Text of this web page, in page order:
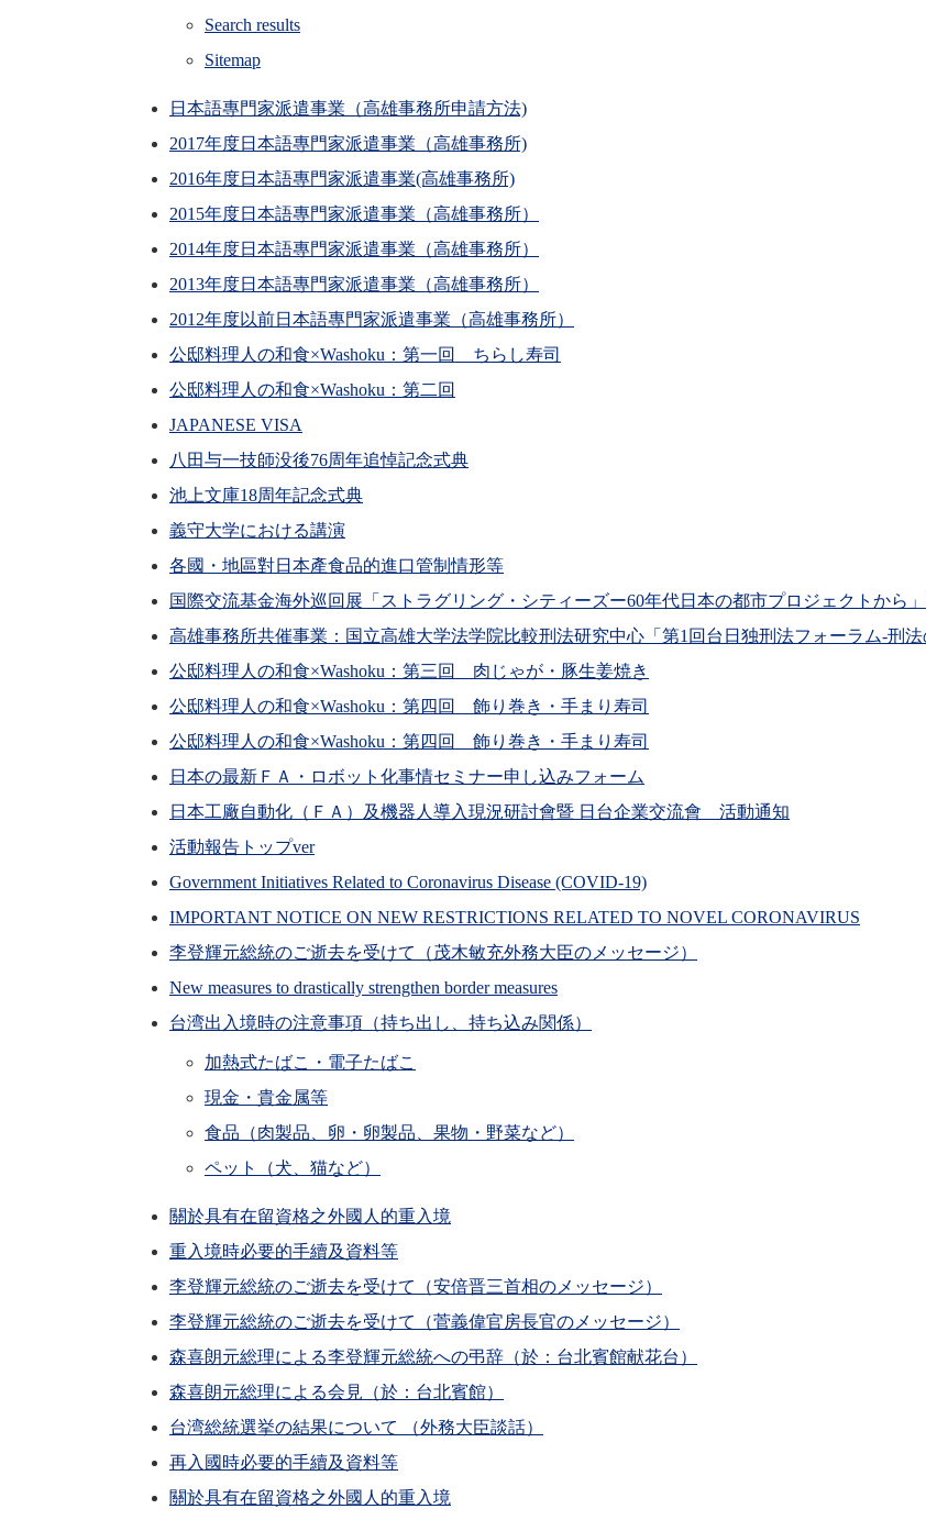
Search results
Sitemap
日本語專門家派遣事業（高雄事務所申請方法)
2017年度日本語專門家派遣事業（高雄事務所)
2016年度日本語專門家派遣事業(高雄事務所)
2015年度日本語專門家派遣事業（高雄事務所）
2014年度日本語專門家派遣事業（高雄事務所）
2013年度日本語專門家派遣事業（高雄事務所）
2012年度以前日本語專門家派遣事業（高雄事務所）
公邸料理人の和食×Washoku：第一回 ちらし寿司
公邸料理人の和食×Washoku：第二回
JAPANESE VISA
八田与一技師没後76周年追悼記念式典
池上文庫18周年記念式典
義守大学における講演
各國・地區對日本產食品的進口管制情形等
国際交流基金海外巡回展「ストラグリング・シティーズー60年代日本の都市プロジェクトから
高雄事務所共催事業：国立高雄大学法学院比較刑法研究中心「第1回台日独刑法フォーラム-刑
公邸料理人の和食×Washoku：第三回 肉じゃが・豚生姜焼き
公邸料理人の和食×Washoku：第四回 飾り巻き・手まり寿司
公邸料理人の和食×Washoku：第四回 飾り巻き・手まり寿司
日本の最新ＦＡ・ロボット化事情セミナー申し込みフォーム
日本工廠自動化（ＦＡ）及機器人導入現況研討會暨 日台企業交流會 活動通知
活動報告トップver
Government Initiatives Related to Coronavirus Disease (COVID-19)
IMPORTANT NOTICE ON NEW RESTRICTIONS RELATED TO NOVEL CORONAVIRUS
李登輝元総統のご逝去を受けて（茂木敏充外務大臣のメッセージ）
New measures to drastically strengthen border measures
台湾出入境時の注意事項（持ち出し、持ち込み関係）
加熱式たばこ・電子たばこ
現金・貴金属等
食品（肉製品、卵・卵製品、果物・野菜など）
ペット（犬、猫など）
關於具有在留資格之外國人的重入境
重入境時必要的手續及資料等
李登輝元総統のご逝去を受けて（安倍晋三首相のメッセージ）
李登輝元総統のご逝去を受けて（菅義偉官房長官のメッセージ）
森喜朗元総理による李登輝元総統への弔辞（於：台北賓館献花台）
森喜朗元総理による会見（於：台北賓館）
台湾総統選挙の結果について （外務大臣談話）
再入國時必要的手續及資料等
關於具有在留資格之外國人的重入境